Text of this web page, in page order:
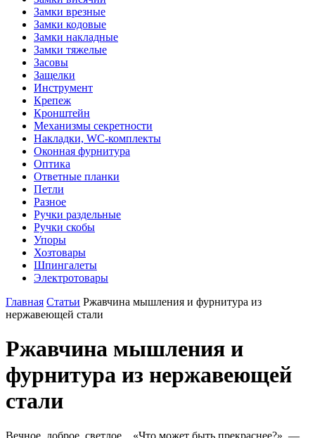
Замки врезные
Замки кодовые
Замки накладные
Замки тяжелые
Засовы
Защелки
Инструмент
Крепеж
Кронштейн
Механизмы секретности
Накладки, WC-комплекты
Оконная фурнитура
Оптика
Ответные планки
Петли
Разное
Ручки раздельные
Ручки скобы
Упоры
Хозтовары
Шпингалеты
Электротовары
Главная Статьи Ржавчина мышления и фурнитура из
нержавеющей стали
Ржавчина мышления и
фурнитура из нержавеющей
стали
Вечное, доброе, светлое... «Что может быть прекраснее?», —